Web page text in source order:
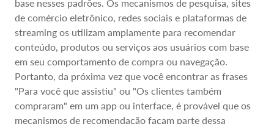
base nesses padrões. Os mecanismos de pesquisa, sites
de comércio eletrônico, redes sociais e plataformas de
streaming os utilizam amplamente para recomendar
conteúdo, produtos ou serviços aos usuários com base
em seu comportamento de compra ou navegação.
Portanto, da próxima vez que você encontrar as frases
"Para você que assistiu" ou "Os clientes também
compraram" em um app ou interface, é provável que os
mecanismos de recomendação façam parte dessa